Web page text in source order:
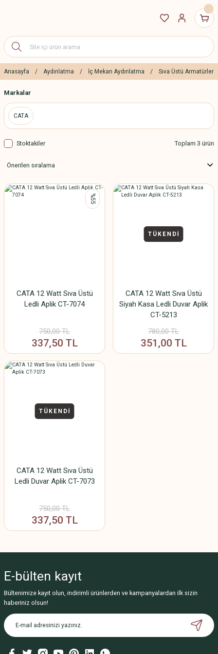
Anasayfa Aydınlatma İç Mekan Aydınlatma Sıva Üstü Armatürler
Markalar
CATA
Stoktakiler Toplam 3 ürün
%55
CATA 12 Watt Sıva Üstü
Ledli Aplik CT-7074
750,00 TL
337,50 TL
TÜKENDİ
CATA 12 Watt Sıva Üstü
Siyah Kasa Ledli Duvar Aplik
CT-5213
780,00 TL
351,00 TL
TÜKENDİ
CATA 12 Watt Sıva Üstü
Ledli Duvar Aplik CT-7073
750,00 TL
337,50 TL
E-bülten kayıt
Bültenimize kayıt olun, indirimli ürünlerden ve kampanyalardan ilk sizin
haberiniz olsun!